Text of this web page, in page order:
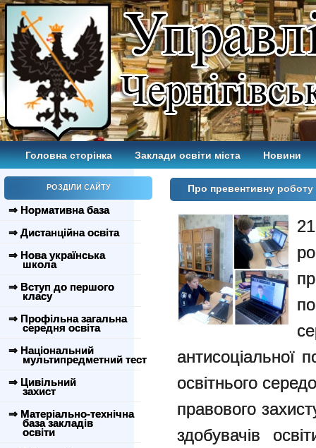
Головна сторінка Заклади освіти міста Новини
РОЗДІЛИ САЙТУ
⇒ Нормативна база
⇒ Дистанційна освіта
⇒ Нова українська
школа
⇒ Вступ до першого
класу
⇒ Профільна загальна
середня освіта
⇒ Національний
мультипредметний тест
⇒ Цивільний
захист
⇒ Матеріально-технічна
база закладів
освіти
Про превентивну роботу
антисоціальної
освітнього
правового
здобувачів